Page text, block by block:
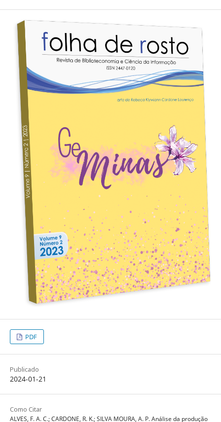
PDF
Publicado
2024-01-21
Como Citar
ALVES, F. A. C.; CARDONE, R. K.; SILVA MOURA, A. P. Análise da produção